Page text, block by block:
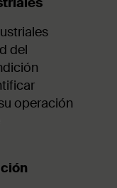
del
operación